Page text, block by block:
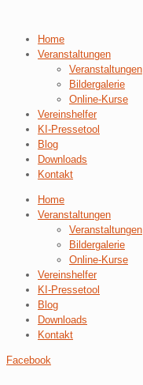
Home
Veranstaltungen
Veranstaltungen
Bildergalerie
Online-Kurse
Vereinshelfer
KI-Pressetool
Blog
Downloads
Kontakt
Home
Veranstaltungen
Veranstaltungen
Bildergalerie
Online-Kurse
Vereinshelfer
KI-Pressetool
Blog
Downloads
Kontakt
Facebook